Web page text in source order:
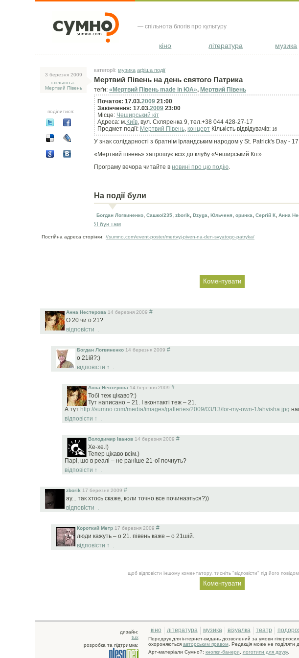
— спільнота блогів про культуру
кіно література музика
3 березня 2009
спільнота:
Мертвий Півень
поділитися:
категорії: музика афіша події
Мертвий Півень на день святого Патрика
теґи: «Мертвий Півень made in ЮА», Мертвий Півень
Початок: 17.03.2009 21:00
Закінчення: 17.03.2009 23:00
Місце: Чеширський кіт
Адреса: м.Київ, вул. Скляренка 9, тел.+38 044 428-27-17
Предмет події: Мертвий Півень, концерт Кількість відвідувачів: 16
У знак солідарності з братнім Ірландським народом у St. Patrick's Day -
«Мертвий півень» запрошує всіх до клубу «Чеширський Кіт»
Програму вечора читайте в новині про цю подію.
На події були
Богдан Логвиненко, Сашко/235, zborik, Dzyga, Юльченя, оринка, Сергій К, Анна
Я був там
Постійна адреса сторінки: //sumno.com/event-poster/mertvyj-piven-na-den-svyatogo-patryka/
Анна Нестерова 14 березня 2009 #
О 20 чи о 21?
відповісти .
Богдан Логвиненко 14 березня 2009 #
о 21ій?:)
відповісти ↑ .
Анна Нестерова 14 березня 2009 #
Тобі теж цікаво?:)
Тут написано – 21. І вконтакті теж – 21.
А тут http://sumno.com/media/images/galleries/​2009/03/13/for-my-own-1/ahvisha.jpg
відповісти ↑ .
Володимир Іванов 14 березня 2009 #
Хе-хе.!)
Тепер цікаво всім.)
Парі, шо в реалі – не раніше 21-ої почнуть?
відповісти ↑ .
zborik 17 березня 2009 #
ау... так хтось скаже, коли точно все починаэться?))
відповісти .
Короткий Метр 17 березня 2009 #
люди кажуть – о 21. півень каже – о 21шій.
відповісти ↑ .
щоб відповісти іншому коментатору, тисніть "відповісти" під його
дизайн:
tux
розробка та підтримка:
кіно література музика візуалка театр
Передрук для інтернет-видань дозволений за умови
охороняються авторським правом. Редакція може не поділяти
Арт-матеріали Сумно?: кнопки-банери логотипи для друку.